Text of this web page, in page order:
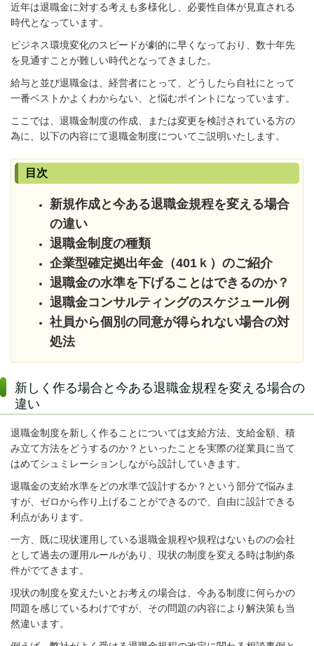
近年は退職金に対する考えも多様化し、必要性自体が見直される
時代となっています。
ビジネス環境変化のスピードが劇的に早くなっており、数十年先
を見通すことが難しい時代となってきました。
給与と並び退職金は、経営者にとって、
どうしたら自社にとって
一番ベストかよくわからない、と悩むポイントになっています。
ここでは、退職金制度の作成、または変更を検討されている方の
為に、以下の内容にて退職金制度についてご説明いたします。
目次
新規作成と今ある退職金規程を変える場合
の違い
退職金制度の種類
企業型確定拠出年金（401ｋ）のご紹介
退職金の水準を下げることはできるのか？
退職金コンサルティングのスケジュール例
社員から個別の同意が得られない場合の対
処法
新しく作る場合と今ある退職金規程を変える場合の
違い
退職金制度を新しく作ることについては支給方法、支給金額、積
み立て方法をどうするのか？といったことを実際の従業員に当て
はめてシュミレーションしながら設計していきます。
退職金の支給水準をどの水準で設計するか？という部分で悩みま
すが、ゼロから作り上げることができるので、自由に設計できる
利点があります。
一方、既に現状運用している退職金規程や規程はないものの会社
として過去の運用ルールがあり、現状の制度を変える時は制約条
件がでてきます。
現状の制度を変えたいとお考えの場合は、今ある制度に何らかの
問題を感じているわけですが、その問題の内容により解決策も当
然違います。